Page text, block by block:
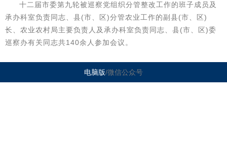
十二届市委第九轮被巡察党组织分管整改工作的班子成员及
承办科室负责同志、县(市、区)分管农业工作的副县(市、区)
长、农业农村局主要负责人及承办科室负责同志、县(市、区)委
巡察办有关同志共140余人参加会议。
电脑版/微信公众号